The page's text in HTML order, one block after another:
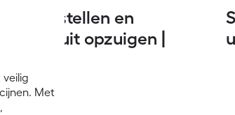
Met
samenstellen en
een spuit opzuigen |